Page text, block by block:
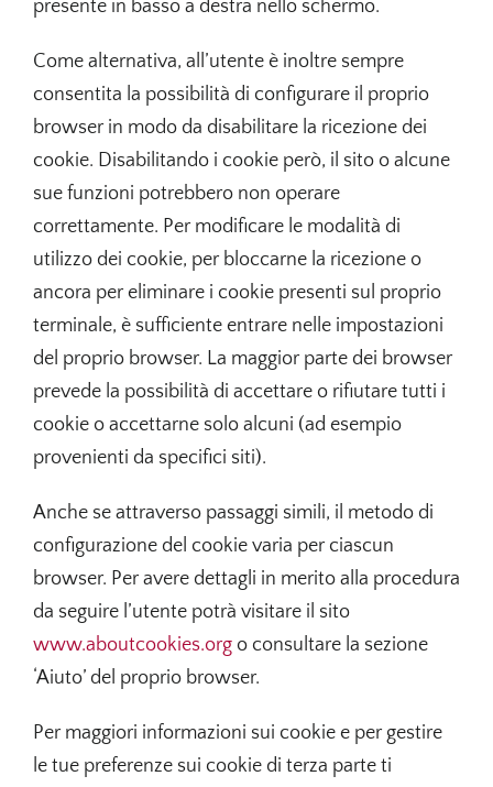
presente in basso a destra nello schermo.
Come alternativa, all’utente è inoltre sempre
consentita la possibilità di configurare il proprio
browser in modo da disabilitare la ricezione dei
cookie. Disabilitando i cookie però, il sito o alcune
sue funzioni potrebbero non operare
correttamente. Per modificare le modalità di
utilizzo dei cookie, per bloccarne la ricezione o
ancora per eliminare i cookie presenti sul proprio
terminale, è sufficiente entrare nelle impostazioni
del proprio browser. La maggior parte dei browser
prevede la possibilità di accettare o rifiutare tutti i
cookie o accettarne solo alcuni (ad esempio
provenienti da specifici siti).
Anche se attraverso passaggi simili, il metodo di
configurazione del cookie varia per ciascun
browser. Per avere dettagli in merito alla procedura
da seguire l’utente potrà visitare il sito
www.aboutcookies.org o consultare la sezione
‘Aiuto’ del proprio browser.
Per maggiori informazioni sui cookie e per gestire
le tue preferenze sui cookie di terza parte ti